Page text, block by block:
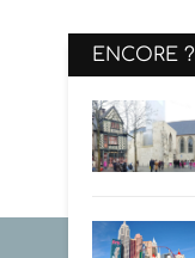
ENCORE ?